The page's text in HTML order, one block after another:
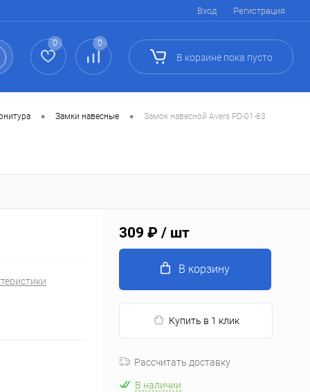
Вход Регистрация
0 0
В корзине пока пусто
• Замки навесные • Замок навесной Avers PD-01-63
309 ₽ / шт
В корзину
Купить в 1 клик
Рассчитать доставку
В наличии